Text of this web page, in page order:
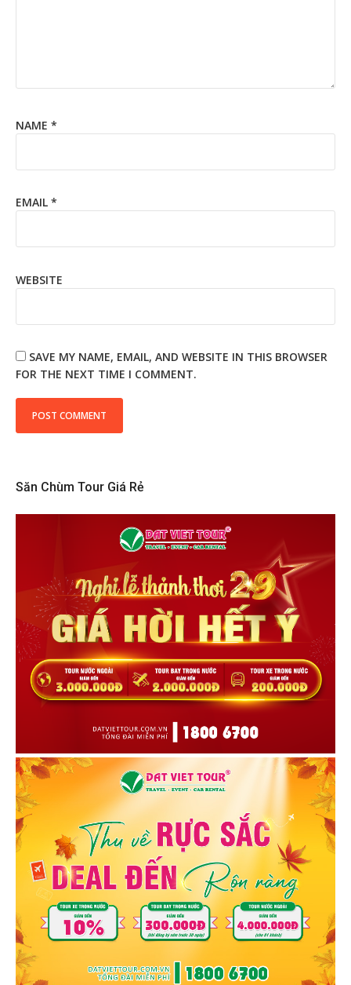
NAME *
EMAIL *
WEBSITE
SAVE MY NAME, EMAIL, AND WEBSITE IN THIS BROWSER
FOR THE NEXT TIME I COMMENT.
Săn Chùm Tour Giá Rẻ